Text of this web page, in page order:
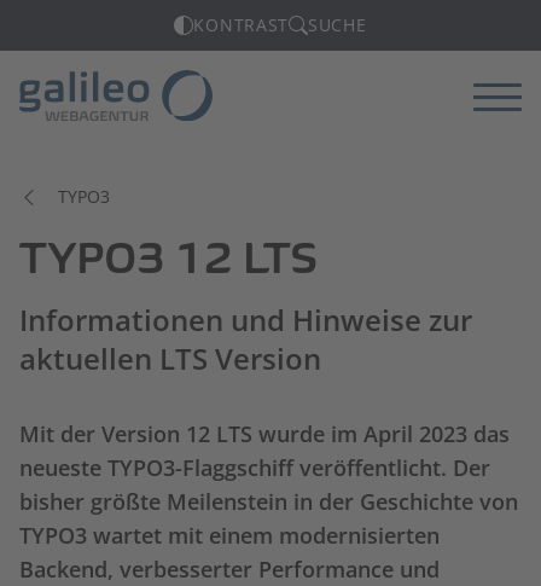
KONTRAST SUCHE
TYPO3
TYPO3 12 LTS
Informationen und Hinweise zur
aktuellen LTS Version
Mit der Version 12 LTS wurde im April 2023 das
neueste TYPO3-Flaggschiff veröffentlicht. Der
bisher größte Meilenstein in der Geschichte von
TYPO3 wartet mit einem modernisierten
Backend, verbesserter Performance und